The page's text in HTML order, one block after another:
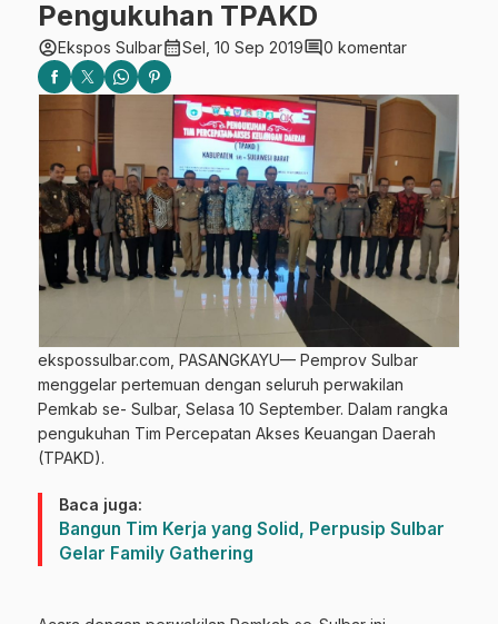
Pengukuhan TPAKD
account_circleEkspos Sulbarcalendar_monthSel, 10 Sep 2019comment0 komentar
ekspossulbar.com, PASANGKAYU— Pemprov Sulbar
menggelar pertemuan dengan seluruh perwakilan
Pemkab se- Sulbar, Selasa 10 September. Dalam rangka
pengukuhan Tim Percepatan Akses Keuangan Daerah
(TPAKD).
Baca juga:
Bangun Tim Kerja yang Solid, Perpusip Sulbar
Gelar Family Gathering